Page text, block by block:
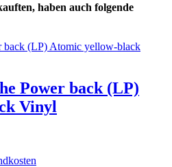
haben auch folgende
Power back (LP)
Vinyl